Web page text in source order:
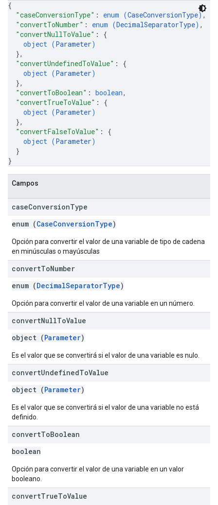
{
"caseConversionType" : enum (CaseConversionType),
"convertToNumber" : enum (DecimalSeparatorType) ,
"convertNullToValue" : {
object (Parameter)
},
"convertUndefinedToValue" : {
object (Parameter)
},
"convertToBoolean" : boolean,
"convertTrueToValue" : {
object (Parameter)
},
"convertFalseToValue" : {
object (Parameter)
}
}
Campos
caseConversionType
enum (CaseConversionType)
Opción para convertir el valor de una variable de tipo de cadena
en minúsculas o mayúsculas
convertToNumber
enum (DecimalSeparatorType)
Opción para convertir el valor de una variable en un número.
convertNullToValue
object (Parameter)
Es el valor que se convertirá si el valor de una variable es nulo.
convertUndefinedToValue
object (Parameter)
Es el valor que se convertirá si el valor de una variable no está
definido.
convertToBoolean
boolean
Opción para convertir el valor de una variable en un valor
booleano.
convertTrueToValue